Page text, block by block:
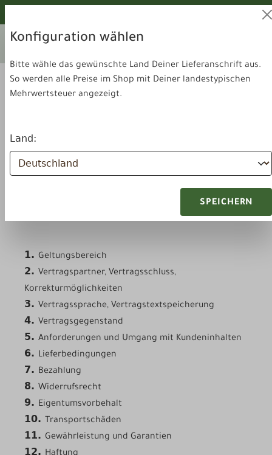
Ihr aktuelles Lieferland:
Rechtliches
Allgemeine Geschäftsbedingungen
1. Geltungsbereich
2. Vertragspartner, Vertragsschluss,
Korrekturmöglichkeiten
3. Vertragssprache, Vertragstextspeicherung
4. Vertragsgegenstand
5. Anforderungen und Umgang mit Kundeninhalten
6. Lieferbedingungen
7. Bezahlung
8. Widerrufsrecht
9. Eigentumsvorbehalt
10. Transportschäden
11. Gewährleistung und Garantien
12.
Konfiguration wählen
Bitte wähle das gewünschte Land Deiner Lieferanschrift aus.
So werden alle Preise im Shop mit Deiner landestypischen
Mehrwertsteuer angezeigt.
Land:
SPEICHERN